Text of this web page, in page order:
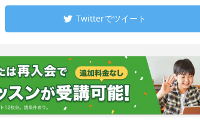
Twitterでツイート